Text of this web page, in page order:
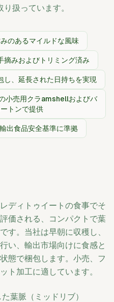
扱っています。
のあるマイルドな風味
摘みおよびトリミング済み
し、延長された日持ちを実現
小売用クラamshellおよびバ
トンで提供
出食品安全基準に準拠
ディトゥイートの食事でそ
価される、コンパクトで葉
す。当社は早朝に収穫し、
い、輸出市場向けに食感と
態で梱包します。小売、フ
ト加工に適しています。
葉脈（ミッドリブ）